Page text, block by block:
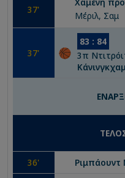
37'
Μέριλ, Σαμ
37'
83 : 84
3π
36' Ριμπάουντ